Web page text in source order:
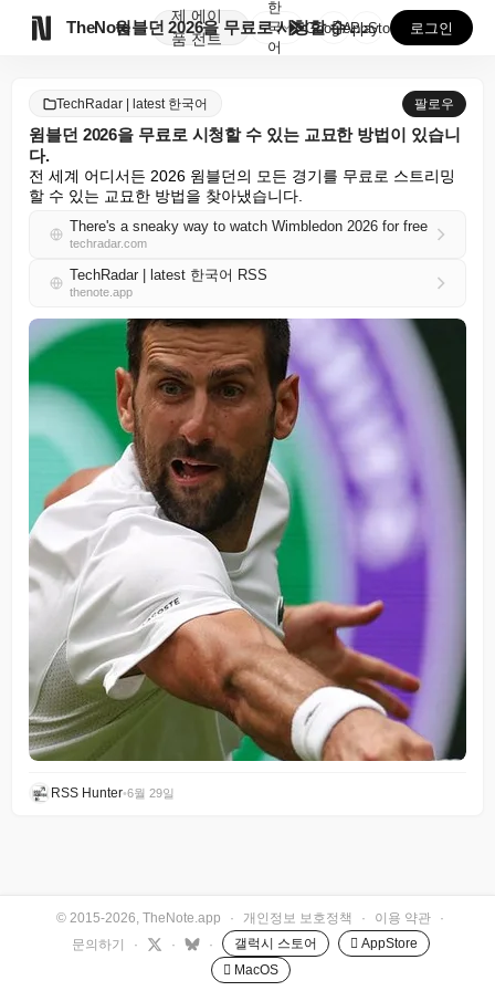
TheNote
제
품
에이
전트
윔블던 2026을 무료로 시청할 수 있는 교묘한 방법이...
한
국
어
GooglePlay
AppStore 로그인
TechRadar | latest 한국어 팔로우
윔블던 2026을 무료로 시청할 수 있는 교묘한 방법이 있습니
다.
전 세계 어디서든 2026 윔블던의 모든 경기를 무료로 스트리밍
할 수 있는 교묘한 방법을 찾아냈습니다.
There's a sneaky way to watch Wimbledon 2026 for free
techradar.com
TechRadar | latest 한국어 RSS
thenote.app
RSS Hunter•6월 29일
© 2015-2026, TheNote.app · 개인정보 보호정책 · 이용 약관
·
문의하기
· · · 갤럭시 스토어
 AppStore
 MacOS